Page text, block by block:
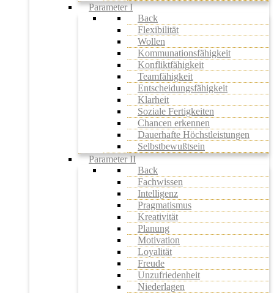
Parameter I
Back
Flexibilität
Wollen
Kommunationsfähigkeit
Konfliktfähigkeit
Teamfähigkeit
Entscheidungsfähigkeit
Klarheit
Soziale Fertigkeiten
Chancen erkennen
Dauerhafte Höchstleistungen
Selbstbewußtsein
Parameter II
Back
Fachwissen
Intelligenz
Pragmatismus
Kreativität
Planung
Motivation
Loyalität
Freude
Unzufriedenheit
Niederlagen